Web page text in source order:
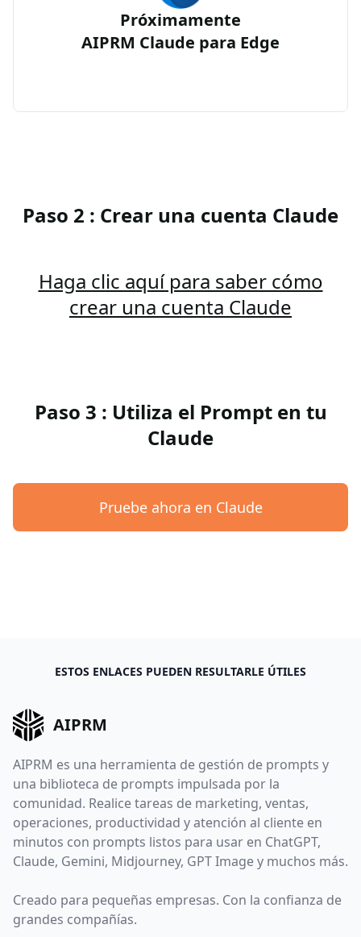
Próximamente
AIPRM Claude para Edge
Paso 2 : Crear una cuenta Claude
Haga clic aquí para saber cómo
crear una cuenta Claude
Paso 3 : Utiliza el Prompt en tu
Claude
Pruebe ahora en Claude
ESTOS ENLACES PUEDEN RESULTARLE ÚTILES
AIPRM
AIPRM es una herramienta de gestión de prompts y
una biblioteca de prompts impulsada por la
comunidad. Realice tareas de marketing, ventas,
operaciones, productividad y atención al cliente en
minutos con prompts listos para usar en ChatGPT,
Claude, Gemini, Midjourney, GPT Image y muchos más.
Creado para pequeñas empresas. Con la confianza de
grandes compañías.